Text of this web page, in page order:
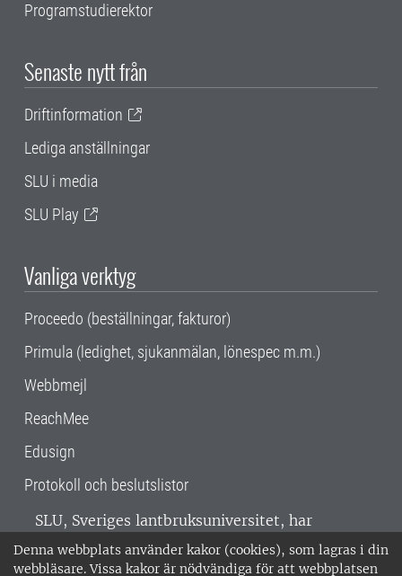
Denna webbplats använder kakor (cookies), som lagras i din
webbläsare. Vissa kakor är nödvändiga för att webbplatsen
Programstudierektor
Senaste nytt från
Driftinformation
Lediga anställningar
SLU i media
SLU Play
Vanliga verktyg
Proceedo (beställningar, fakturor)
Primula (ledighet, sjukanmälan, lönespec m.m.)
Webbmejl
ReachMee
Edusign
Protokoll och beslutslistor
SLU, Sveriges lantbruksuniversitet, har
verksamhet över hela Sverige. Huvudorter är
Alnarp, Uppsala och Umeå.SLU är